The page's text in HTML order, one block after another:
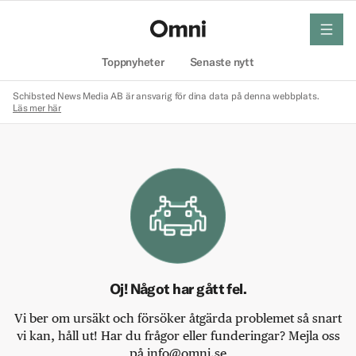
Toppnyheter Senaste nytt
meny
Schibsted News Media AB är ansvarig för dina data på denna webbplats.
Läs mer här
Oj! Något har gått fel.
Vi ber om ursäkt och försöker åtgärda problemet så snart
vi kan, håll ut! Har du frågor eller funderingar? Mejla oss